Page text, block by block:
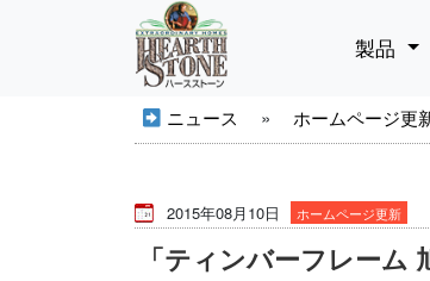
製品
ニュース » ホームページ更
2015年08月10日 ホームページ更新
「ティンバーフレーム